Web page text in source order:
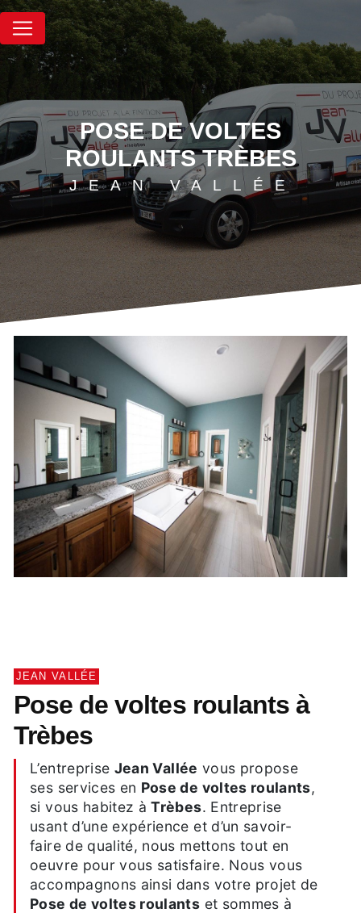
POSE DE VOLTES
ROULANTS TRÈBES
JEAN VALLÉE
JEAN VALLÉE
Pose de voltes roulants à
Trèbes
L’entreprise Jean Vallée vous propose
ses services en Pose de voltes roulants,
si vous habitez àTrèbes. Entreprise
usant d’une expérience et d’un savoir-
faire de qualité, nous mettons tout en
oeuvre pour vous satisfaire. Nous vous
accompagnons ainsi dans votre projet de
Pose de voltes roulants et sommes à
Panneau de gestion des cookies